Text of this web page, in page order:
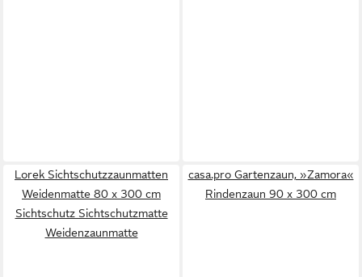
Lorek Sichtschutzzaunmatten
Weidenmatte 80 x 300 cm
Sichtschutz Sichtschutzmatte
Weidenzaunmatte
casa.pro Gartenzaun, »Zamora«
Rindenzaun 90 x 300 cm